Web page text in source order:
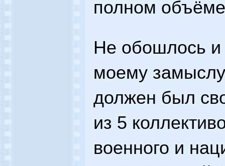
полном
Не обошлось и
моему
должен был
из 5
военного и